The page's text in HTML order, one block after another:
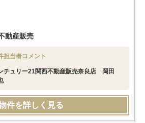
動産販売
担当者コメント
チュリー21関西不動産販売奈良店 岡田
件を詳しく見る